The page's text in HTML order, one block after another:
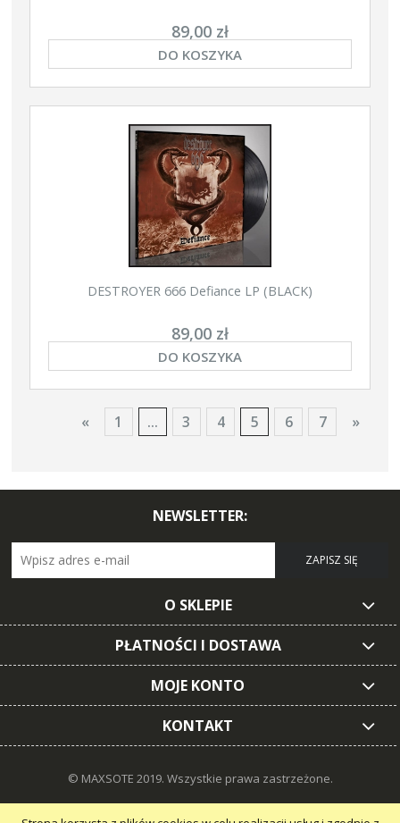
89,00 zł
DO KOSZYKA
DESTROYER 666 Defiance LP (BLACK)
89,00 zł
DO KOSZYKA
« 1 ... 3 4 5 6 7 »
NEWSLETTER:
ZAPISZ SIĘ
O SKLEPIE
PŁATNOŚCI I DOSTAWA
MOJE KONTO
KONTAKT
© MAXSOTE 2019. Wszystkie prawa zastrzeżone.